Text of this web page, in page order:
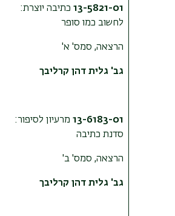
13-5821-01 כתיבה יוצרת:
לחשוב כמו סופר
הרצאה, סמס' א'
גב' גלית דהן קרליבך
13-6183-01 מרעיון לסיפור:
סדנת כתיבה
הרצאה, סמס' ב'
גב' גלית דהן קרליבך